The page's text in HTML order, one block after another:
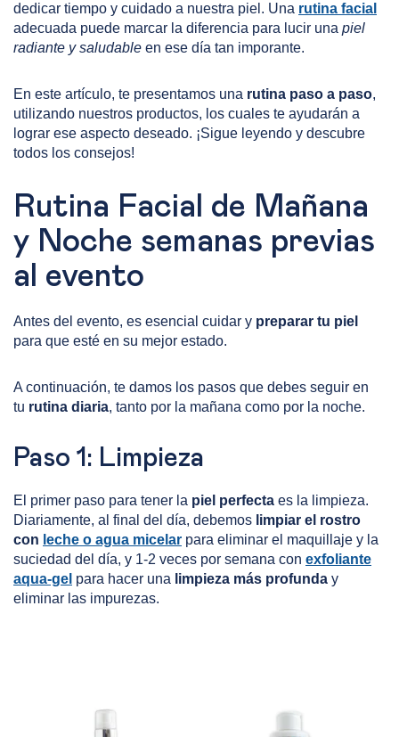
dedicar tiempo y cuidado a nuestra piel. Una rutina facial
adecuada puede marcar la diferencia para lucir una piel
radiante y saludable en ese día tan imporante.
En este artículo, te presentamos una rutina paso a paso,
utilizando nuestros productos, los cuales te ayudarán a
lograr ese aspecto deseado. ¡Sigue leyendo y descubre
todos los consejos!
Rutina Facial de Mañana
y Noche semanas previas
al evento
Antes del evento, es esencial cuidar y preparar tu piel
para que esté en su mejor estado.
A continuación, te damos los pasos que debes seguir en
tu rutina diaria, tanto por la mañana como por la noche.
Paso 1: Limpieza
El primer paso para tener la piel perfecta es la limpieza.
Diariamente, al final del día, debemos limpiar el rostro
con leche o agua micelar para eliminar el maquillaje y la
suciedad del día, y 1-2 veces por semana con exfoliante
aqua-gel para hacer una limpieza más profunda y
eliminar las impurezas.